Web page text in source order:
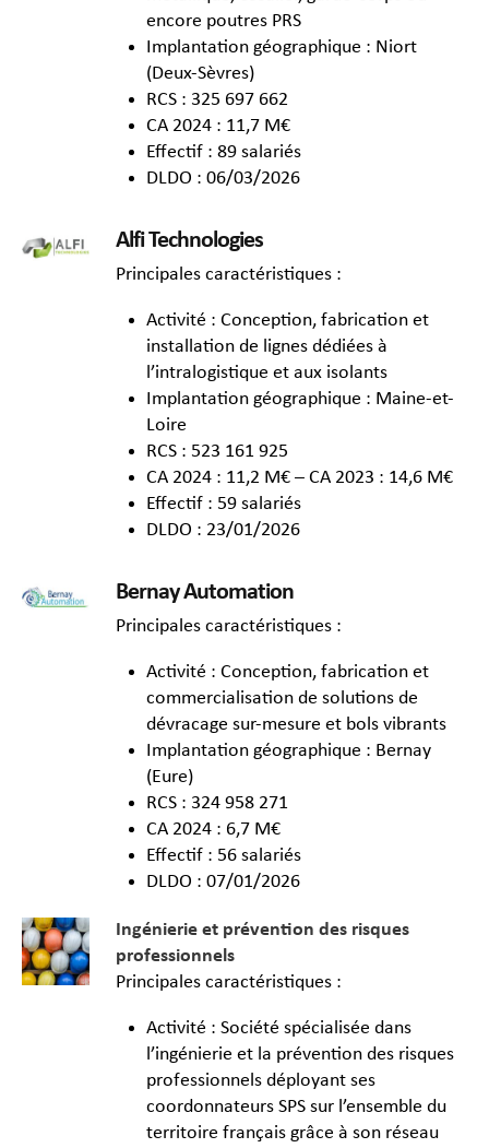
encore poutres PRS
Implantation géographique : Niort
(Deux-Sèvres)
RCS : 325 697 662
CA 2024 : 11,7 M€
Effectif : 89 salariés
DLDO : 06/03/2026
Alfi Technologies
Principales caractéristiques :
Activité : Conception, fabrication et
installation de lignes dédiées à
l’intralogistique et aux isolants
Implantation géographique : Maine-et-
Loire
RCS : 523 161 925
CA 2024 : 11,2 M€ – CA 2023 : 14,6 M€
Effectif : 59 salariés
DLDO : 23/01/2026
Bernay Automation
Principales caractéristiques :
Activité : Conception, fabrication et
commercialisation de solutions de
dévracage sur-mesure et bols vibrants
Implantation géographique : Bernay
(Eure)
RCS : 324 958 271
CA 2024 : 6,7 M€
Effectif : 56 salariés
DLDO : 07/01/2026
Ingénierie et prévention des risques
professionnels
Principales caractéristiques :
Activité : Société spécialisée dans
l’ingénierie et la prévention des risques
professionnels déployant ses
coordonnateurs SPS sur l’ensemble du
territoire français grâce à son réseau